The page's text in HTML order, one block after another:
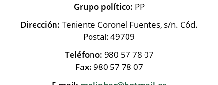
Grupo político: PP
Dirección: Teniente Coronel Fuentes, s/n. Cód.
Postal: 49709
Teléfono: 980 57 78 07
Fax: 980 57 78 07